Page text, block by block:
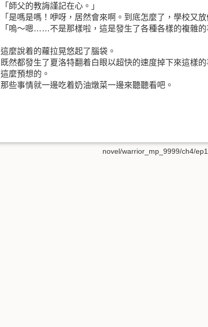
「師父的教誨謹記在心。」
「是嗎是嗎！咿呀，居然會來啊。到底怎麼了，學校又放
「嗚～嗯……不是那樣啦，這是發生了各種各樣的複雜的
這麼說着的蘿拉晃悠起了腦袋。
既然都發生了夏洛特翻着白眼以超快的速度掉下來這樣
這麼預想的。
那些事情就一邊吃着奶油燉菜一邊來聽聽看吧。
novel/warrior_mp_9999/ch4/